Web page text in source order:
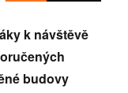
k návštěvě
budovy